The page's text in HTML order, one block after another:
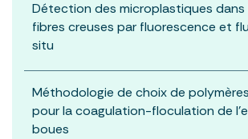
Détection des microplastiques dans
fibres creuses par fluorescence et
situ
Méthodologie de choix de
pour la coagulation-floculation de
boues